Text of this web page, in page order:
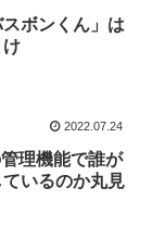
ボンくん」は
け
2022.07.24
理機能で誰が
いるのか丸見